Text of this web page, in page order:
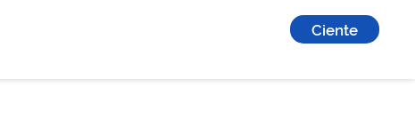
Ciente